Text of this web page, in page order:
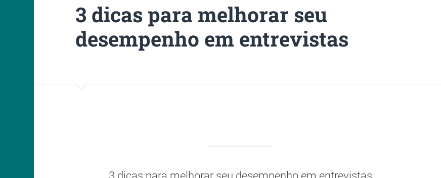
3 dicas para melhorar seu
desempenho em entrevistas